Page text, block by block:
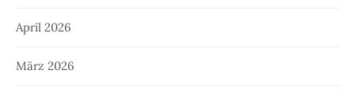
April 2026
März 2026